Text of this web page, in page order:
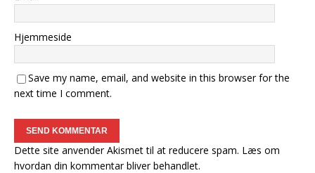
Hjemmeside
Save my name, email, and website in this browser for the
next time I comment.
Dette site anvender Akismet til at reducere spam. Læs om
hvordan din kommentar bliver behandlet.